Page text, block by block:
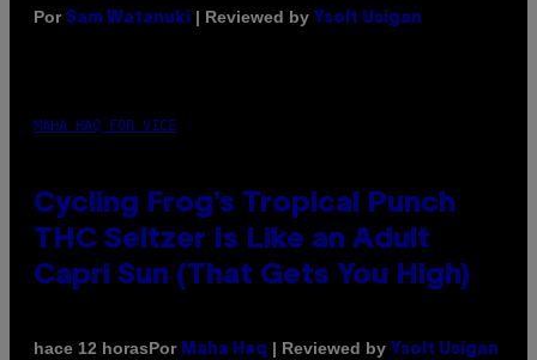
Por Sam Watanuki | Reviewed by Ysolt Usigan
MAHA HAQ FOR VICE
Cycling Frog’s Tropical Punch
THC Seltzer Is Like an Adult
Capri Sun (That Gets You High)
hace 12 horasPor Maha Haq | Reviewed by Ysolt Usigan